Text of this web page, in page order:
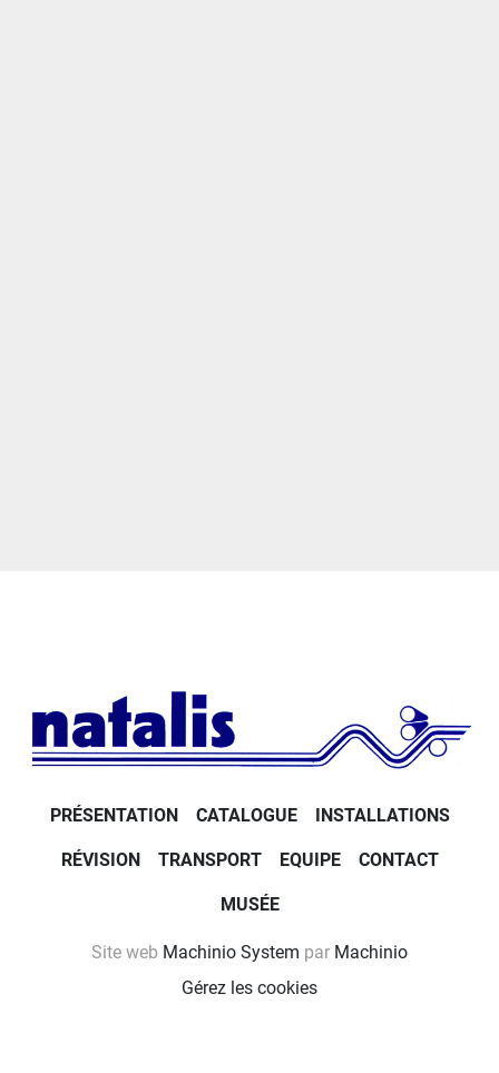
PRÉSENTATION CATALOGUE INSTALLATIONS
RÉVISION TRANSPORT EQUIPE CONTACT
MUSÉE
Site web Machinio System par Machinio
Gérez les cookies